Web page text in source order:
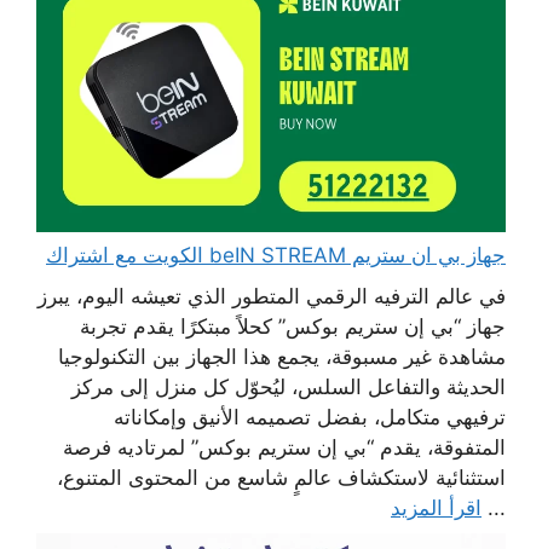
جهاز بي ان ستريم beIN STREAM الكويت مع اشتراك
في عالم الترفيه الرقمي المتطور الذي تعيشه اليوم، يبرز
جهاز “بي إن ستريم بوكس” كحلاً مبتكرًا يقدم تجربة
مشاهدة غير مسبوقة، يجمع هذا الجهاز بين التكنولوجيا
الحديثة والتفاعل السلس، ليُحوّل كل منزل إلى مركز
ترفيهي متكامل، بفضل تصميمه الأنيق وإمكاناته
المتفوقة، يقدم “بي إن ستريم بوكس” لمرتاديه فرصة
استثنائية لاستكشاف عالمٍ شاسع من المحتوى المتنوع،
... اقرأ المزيد